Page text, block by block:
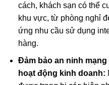
cách, khách sạn có thể
khu vực, từ phòng nghỉ
ứng nhu cầu sử dụng
hàng.
Đảm bảo an ninh
hoạt động kinh doanh: